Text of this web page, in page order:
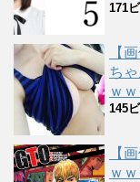
171
【
ち
ｗ
145
【
ｗ